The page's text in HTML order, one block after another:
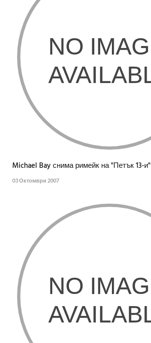
Michael Bay снима римейк на "Петък 13-и"
03 Октомври 2007